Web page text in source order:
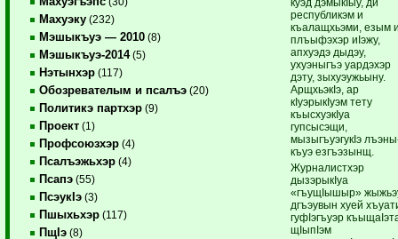
Махуэку (232)
Мэшыкъуэ — 2010 (8)
Мэшыкъуэ-2014(5)
Нэтынхэр (117)
Обозревателым и псалъэ (20)
Политикэ партхэр (9)
Проект (1)
Профсоюзхэр (4)
Псалъэжьхэр (4)
Псапэ (55)
ПсэукIэ (3)
Пшыхьхэр (117)
ПщIэ (8)
республикэм и
къалащхьэми, езым
плъыфэхэр иIэжу,
апхуэдэ дыдэу,
ухуэныгъэ уардэхэр
дэту, зыхуэужьыну.
АрщхьэкIэ, ар
кIуэрыкIуэм тету
къысхуэкIуа
гупсысэщи,
мызыгъуэгукIэ
къуэ езгъэзынщ.
Журналистхэр
дызэрыкIуа
«гъущIышыр»
дгъэувын хуей
гуфIэгъуэр
щIыпIэм